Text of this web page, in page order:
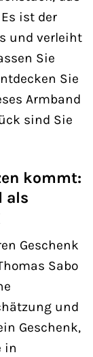
ist der
und verleiht
Sie
Sie
Armband
sind Sie
kommt:
als
Geschenk
Sabo
und
Geschenk,
in